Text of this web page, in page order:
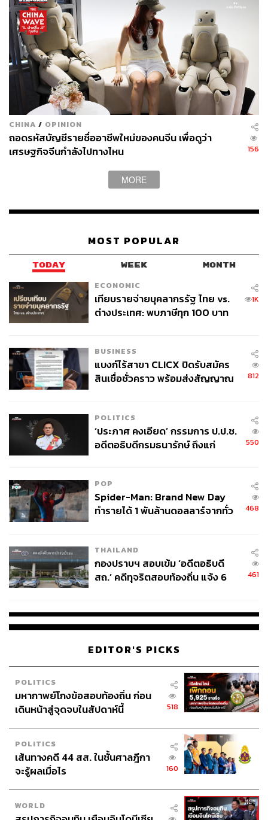
CHINA / OPINION
ถอดรหัสบัญชีรายชื่ออาชีพใหม่ของคนจีน เพื่อดูว่า
เศรษฐกิจจีนกำลังไปทางไหน
156
MORE
MOST POPULAR
TODAY WEEK MONTH
ECONOMIC
เทียบรายจ่ายบุคลากรรัฐ ไทย vs.
ต่างประเทศ: พบภาษีทุก 100 บาท
1K
BUSINESS
แบงก์ไร้สาขา CLICX ปิดรับสมัคร
สินเชื่อชั่วคราว พร้อมส่งสัญญาณ
812
POLITICS
‘ประภาศ คงเอียด’ กรรมการ ป.ป.ช.
อดีตอธิบดีกรมธนารักษ์ ถึงแก่
550
POP
Spider-Man: Brand New Day
ทำรายได้ 1 พันล้านดอลลาร์จากทั่ว
468
THAILAND
กองปราบฯ สอบเข้ม ‘อดีตอธิบดี
สถ.’ คดีทุจริตสอบท้องถิ่น แจ้ง 6
461
EDITOR'S PICKS
POLITICS
มหากาพย์โกงข้อสอบท้องถิ่น ก่อน
เดินหน้าสู่จุดจบในสัปดาห์นี้
518
POLITICS
เส้นทางคดี 44 สส. ในชั้นศาลฎีกา
จะรู้ผลเมื่อไร
160
WORLD